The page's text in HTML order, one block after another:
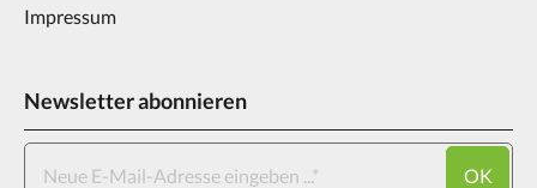
Impressum
Newsletter abonnieren
OK